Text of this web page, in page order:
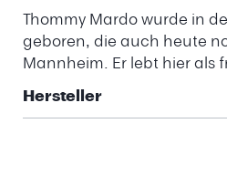
Thommy Mardo wurde in
geboren, die auch heute
Mannheim. Er lebt hier als
Hersteller